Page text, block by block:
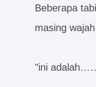
Beberapa
masing
"ini